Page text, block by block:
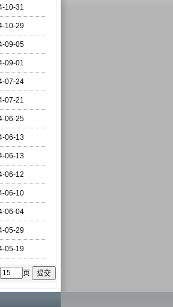
10-31
10-29
09-05
09-01
07-24
07-21
06-25
06-13
06-13
06-12
06-10
06-04
05-29
05-19
页